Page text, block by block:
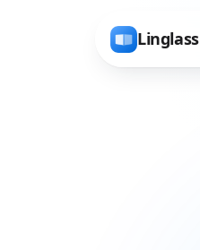
Linglass